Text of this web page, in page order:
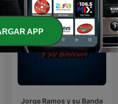
Jorge Ramos y su Banda
APP